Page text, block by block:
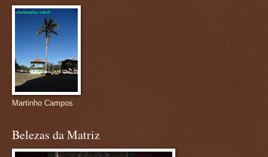
Martinho Campos
Belezas da Matriz